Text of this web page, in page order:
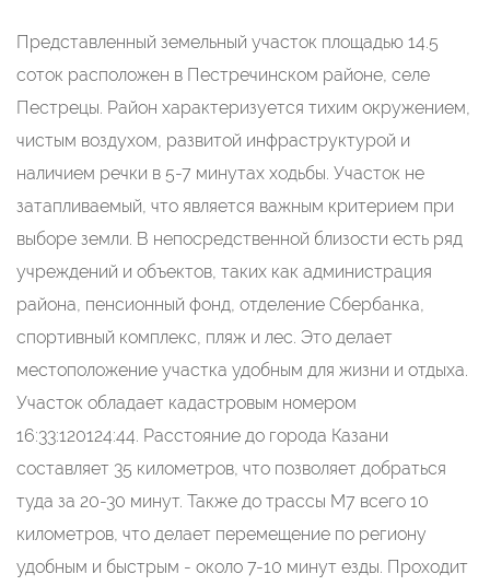
Представленный земельный участок площадью 14.5
соток расположен в Пестречинском районе, селе
Пестрецы. Район характеризуется тихим окружением,
чистым воздухом, развитой инфраструктурой и
наличием речки в 5-7 минутах ходьбы. Участок не
затапливаемый, что является важным критерием при
выборе земли. В непосредственной близости есть ряд
учреждений и объектов, таких как администрация
района, пенсионный фонд, отделение Сбербанка,
спортивный комплекс, пляж и лес. Это делает
местоположение участка удобным для жизни и отдыха.
Участок обладает кадастровым номером
16:33:120124:44. Расстояние до города Казани
составляет 35 километров, что позволяет добраться
туда за 20-30 минут. Также до трассы М7 всего 10
километров, что делает перемещение по региону
удобным и быстрым - около 7-10 минут езды. Проходит